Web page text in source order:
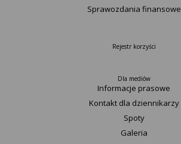
Sprawozdania finansowe
Rejestr korzyści
Dla mediów
Informacje prasowe
Kontakt dla dziennikarzy
Spoty
Galeria